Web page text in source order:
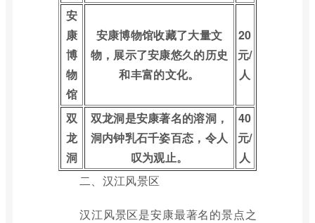
安
康
博
物
馆
安康博物馆收藏了大量文
物，展示了安康悠久的历史
和丰富的文化。
20
元/
人
双
龙
洞
双龙洞是安康著名的溶洞，
洞内钟乳石千姿百态，令人
叹为观止。
40
元/
人
二、汉江风景区
汉江风景区是安康最著名的景点之